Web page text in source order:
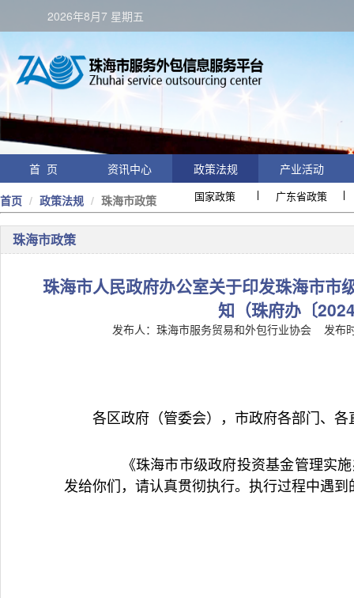
2026年8月7 星期五
首 页 资讯中心 政策法规
国家政策 广东省政策
产业活动
首页
政策法规 珠海市政策
珠海市政策
珠海市人民政府办公室关于印发珠海市市
知（珠府办〔
发布人：珠海市服务贸易和外包行业协会 发布
各区政府（管委会），市政府各部门、各
《珠海市市级政府投资基金管理实施
发给你们，请认真贯彻执行。执行过程中遇